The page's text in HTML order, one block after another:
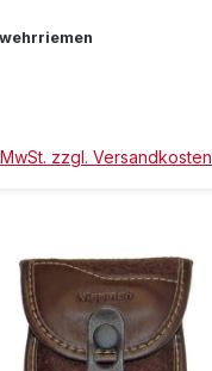
zzgl. Versandkosten